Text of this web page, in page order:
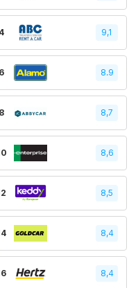
4 9,1
6 8.9
8 8,7
8,6
8,5
8,4
8,4